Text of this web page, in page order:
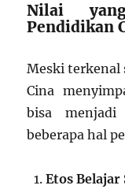
Nilai
Pendidikan
Meski terkenal
Cina
bisa
beberapa hal
Etos